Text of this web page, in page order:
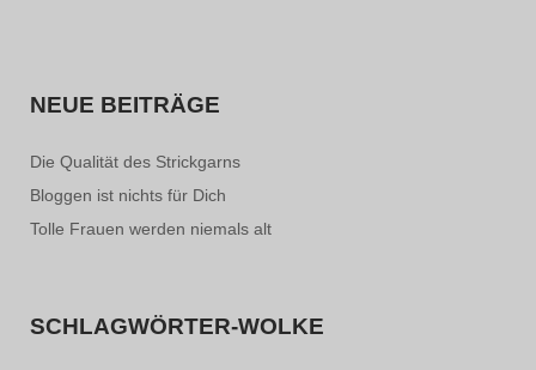
NEUE BEITRÄGE
Die Qualität des Strickgarns
Bloggen ist nichts für Dich
Tolle Frauen werden niemals alt
SCHLAGWÖRTER-WOLKE